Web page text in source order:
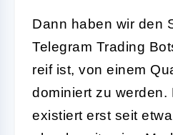
Dann haben wir den
Telegram Trading
reif ist, von einem
dominiert zu werden.
existiert erst seit